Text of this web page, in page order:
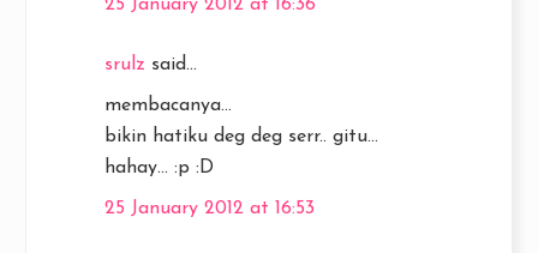
25 January 2012 at 16:36
srulz said...
membacanya...
bikin hatiku deg deg serr.. gitu...
hahay... :p :D
25 January 2012 at 16:53